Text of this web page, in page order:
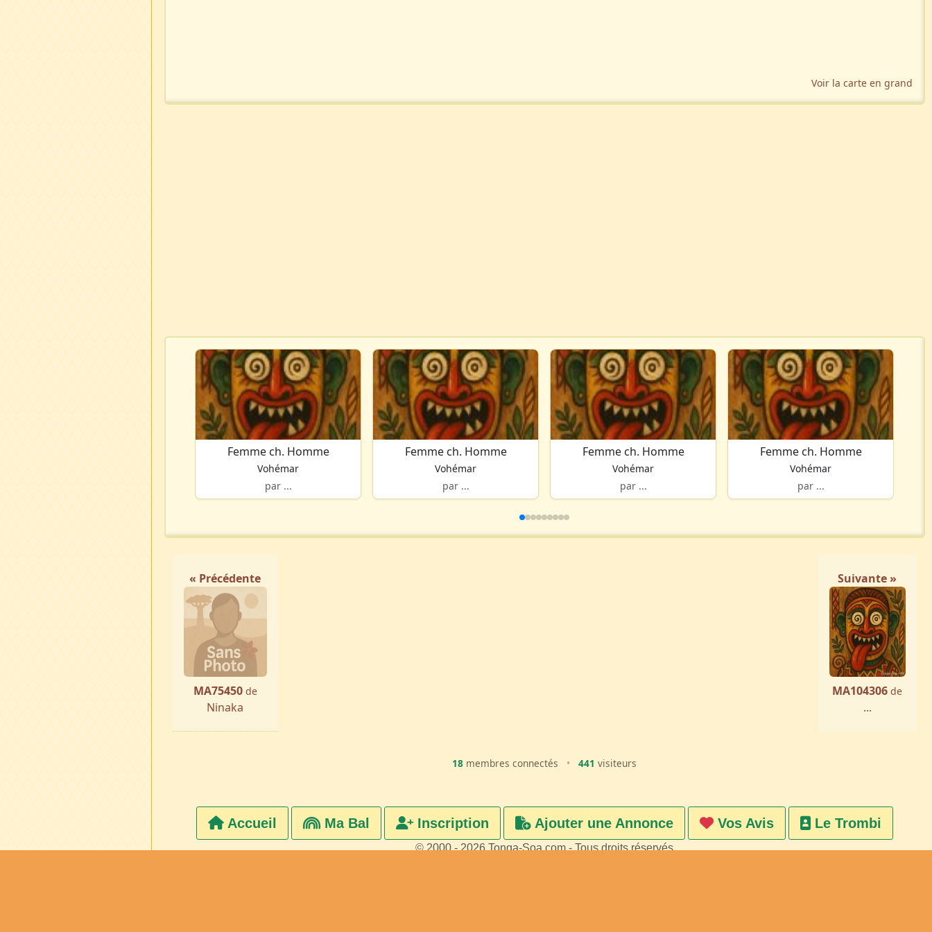
Voir la carte en grand
Femme ch. Homme
Vohémar
par ...
Femme ch. Homme
Vohémar
par ...
Femme ch. Homme
Vohémar
par ...
Femme ch. Homme
Vohémar
par ...
« Précédente
MA75450 de
Ninaka
Suivante »
MA104306 de
...
18 membres connectés • 441 visiteurs
Accueil Ma Bal Inscription Ajouter une Annonce Vos Avis Le Trombi
© 2000 - 2026 Tonga-Soa.com - Tous droits réservés